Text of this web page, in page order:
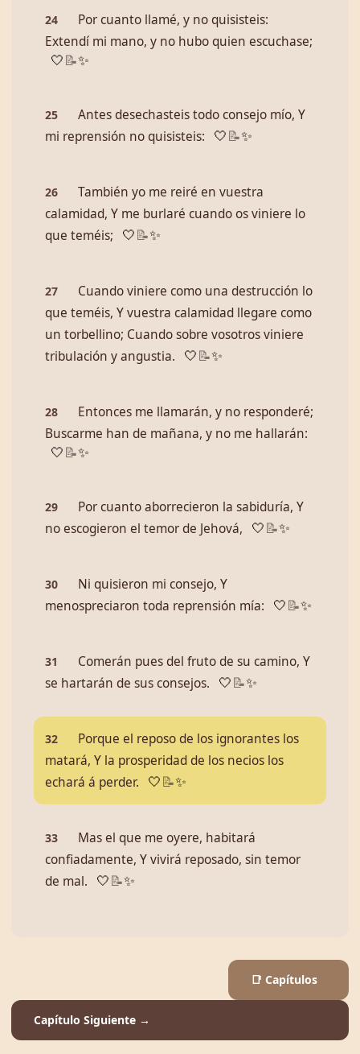
24
Por cuanto llamé, y no quisisteis:
Extendí mi mano, y no hubo quien escuchase;
🤍 📝✨
25
Antes desechasteis todo consejo mío, Y
mi reprensión no quisisteis:
🤍 📝✨
26
También yo me reiré en vuestra
calamidad, Y me burlaré cuando os viniere lo
que teméis;
🤍 📝✨
27
Cuando viniere como una destrucción lo
que teméis, Y vuestra calamidad llegare como
un torbellino; Cuando sobre vosotros viniere
tribulación y angustia.
🤍 📝✨
28
Entonces me llamarán, y no responderé;
Buscarme han de mañana, y no me hallarán:
🤍 📝✨
29
Por cuanto aborrecieron la sabiduría, Y
no escogieron el temor de Jehová,
🤍 📝✨
30
Ni quisieron mi consejo, Y
menospreciaron toda reprensión mía:
🤍 📝✨
31
Comerán pues del fruto de su camino, Y
se hartarán de sus consejos.
🤍 📝✨
32
Porque el reposo de los ignorantes los
matará, Y la prosperidad de los necios los
echará á perder.
🤍 📝✨
33
Mas el que me oyere, habitará
confiadamente, Y vivirá reposado, sin temor
de mal.
🤍 📝✨
📑 Capítulos
Capítulo Siguiente →